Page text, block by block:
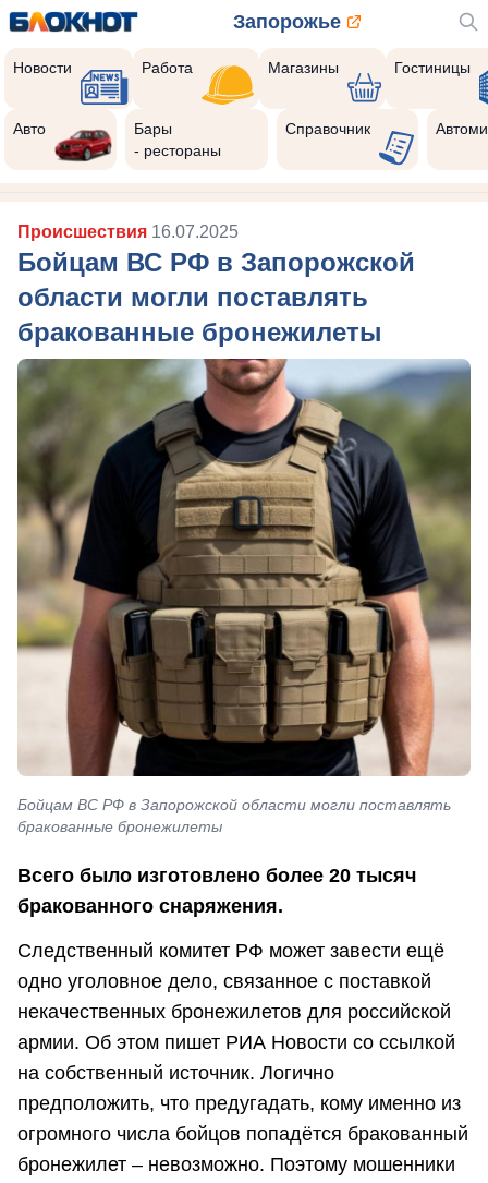
Запорожье
Новости Работа Магазины Гостиницы
Авто
Бары
- рестораны
Справочник
Происшествия 16.07.2025
Бойцам ВС РФ в Запорожской
области могли поставлять
бракованные бронежилеты
Бойцам ВС РФ в Запорожской области могли поставлять
бракованные бронежилеты
Всего было изготовлено более 20 тысяч
бракованного снаряжения.
Следственный комитет РФ может завести ещё
одно уголовное дело, связанное с поставкой
некачественных бронежилетов для российской
армии. Об этом пишет РИА Новости со ссылкой
на собственный источник. Логично
предположить, что предугадать, кому именно из
огромного числа бойцов попадётся бракованный
бронежилет – невозможно. Поэтому мошенники